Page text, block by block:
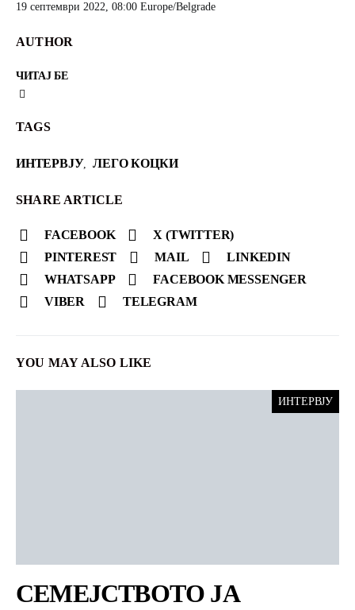
19 септември 2022, 08:00 Europe/Belgrade
AUTHOR
ЧИТАЈ БЕ
TAGS
ИНТЕРВЈУ, ЛЕГО КОЦКИ
SHARE ARTICLE
FACEBOOK
X (TWITTER)
PINTEREST
MAIL
LINKEDIN
WHATSAPP
FACEBOOK MESSENGER
VIBER
TELEGRAM
YOU MAY ALSO LIKE
ИНТЕРВЈУ
СЕМЕЈСТВОТО ЈА